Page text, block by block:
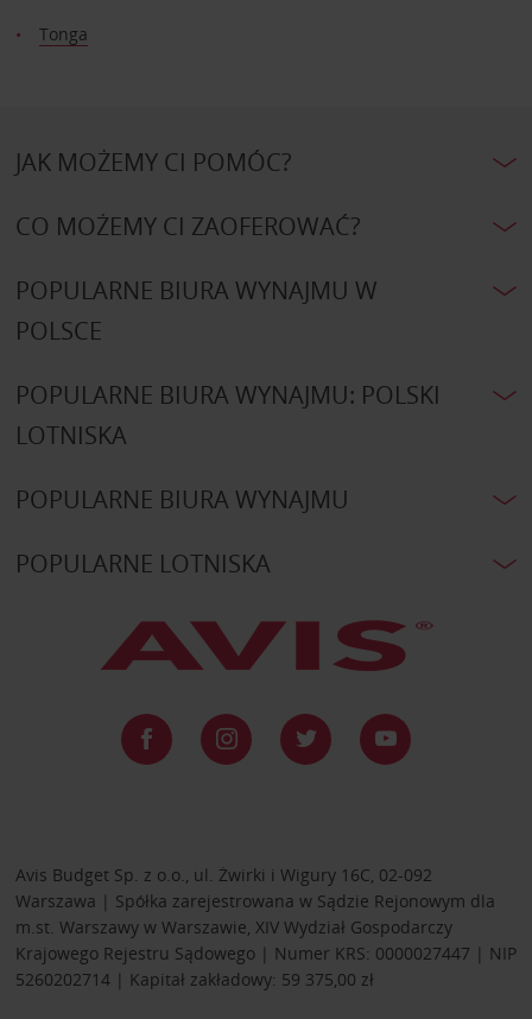
Tonga
JAK MOŻEMY CI POMÓC?
CO MOŻEMY CI ZAOFEROWAĆ?
POPULARNE BIURA WYNAJMU W
POLSCE
POPULARNE BIURA WYNAJMU: POLSKI
LOTNISKA
POPULARNE BIURA WYNAJMU
POPULARNE LOTNISKA
Avis Budget Sp. z o.o., ul. Żwirki i Wigury 16C, 02-092
Warszawa | Spółka zarejestrowana w Sądzie Rejonowym dla
m.st. Warszawy w Warszawie, XIV Wydział Gospodarczy
Krajowego Rejestru Sądowego | Numer KRS: 0000027447 | NIP
5260202714 | Kapitał zakładowy: 59 375,00 zł